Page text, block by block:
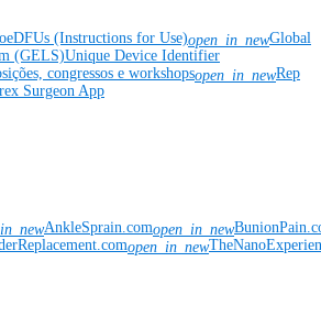
eDFUs (Instructions for Use)open_in_newGlobal
(GELS)Unique Device Identifier
congressos e workshopsopen_in_newRep
Surgeon App
AnkleSprain.comopen_in_new
open_in_new